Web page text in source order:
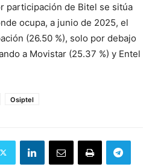
participación de Bitel se sitúa
ocupa, a junio de 2025, el
(26.50 %), solo por debajo
a Movistar (25.37 %) y Entel
Osiptel